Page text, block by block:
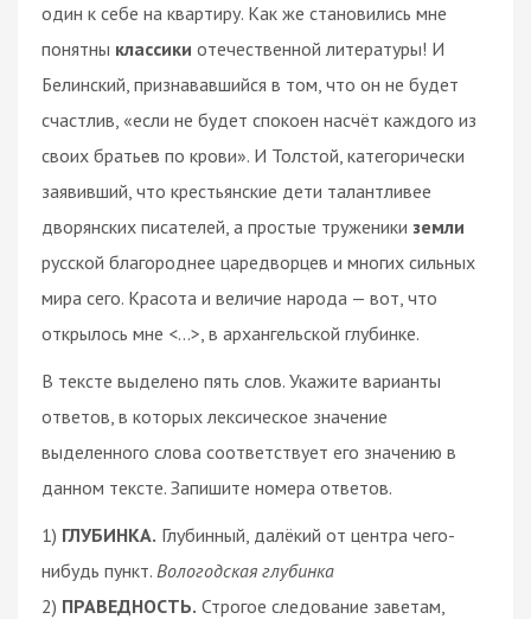
один к себе на квартиру. Как же становились мне
понятны классики отечественной литературы! И
Белинский, признававшийся в том, что он не будет
счастлив, «если не будет спокоен насчёт каждого из
своих братьев по крови». И Толстой, категорически
заявивший, что крестьянские дети талантливее
дворянских писателей, а простые труженики земли
русской благороднее царедворцев и многих сильных
мира сего. Красота и величие народа — вот, что
открылось мне <...>, в архангельской глубинке.
В тексте выделено пять слов. Укажите варианты
ответов, в которых лексическое значение
выделенного слова соответствует его значению в
данном тексте. Запишите номера ответов.
1) ГЛУБИНКА. Глубинный, далёкий от центра чего-
нибудь пункт. Вологодская глубинка
2) ПРАВЕДНОСТЬ. Строгое следование заветам,